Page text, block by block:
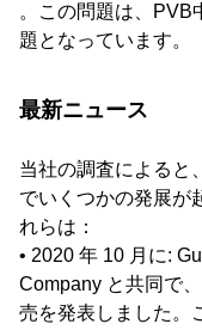
。この問題は、PVB
題となっています。
最新ニュース
当社の調査によると
でいくつかの発展が
れらは：
• 2020 年 10 月に:
Company と共同で
売を発表しました。